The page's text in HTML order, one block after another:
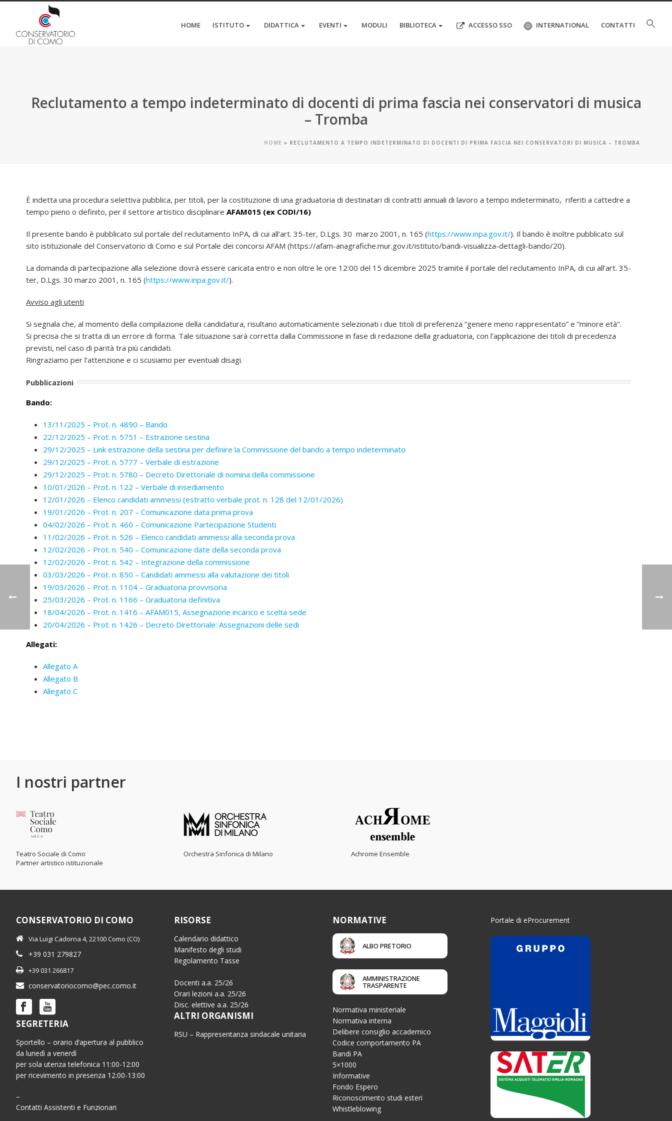
HOME ISTITUTO DIDATTICA EVENTI MODULI BIBLIOTECA ACCESSO SSO INTERNATIONAL CONTATTI
Reclutamento a tempo indeterminato di docenti di prima fascia nei conservatori di musica
– Tromba
HOME » RECLUTAMENTO A TEMPO INDETERMINATO DI DOCENTI DI PRIMA FASCIA NEI CONSERVATORI DI MUSICA – TROMBA
È indetta una procedura selettiva pubblica, per titoli, per la costituzione di una graduatoria di destinatari di contratti annuali di lavoro a tempo indeterminato, riferiti a cattedre a
tempo pieno o definito, per il settore artistico disciplinare AFAM015 (ex CODI/16)
Il presente bando è pubblicato sul portale del reclutamento InPA, di cui all’art. 35-ter, D.Lgs. 30 marzo 2001, n. 165 (https://www.inpa.gov.it/). Il bando è inoltre pubblicato sul
sito istituzionale del Conservatorio di Como e sul Portale dei concorsi AFAM (https://afam-anagrafiche.mur.gov.it/istituto/bandi-visualizza-dettagli-bando/20).
La domanda di partecipazione alla selezione dovrà essere caricata entro e non oltre le ore 12:00 del 15 dicembre 2025 tramite il portale del reclutamento InPA, di cui all’art. 35-
ter, D.Lgs. 30 marzo 2001, n. 165 (https://www.inpa.gov.it/).
Avviso agli utenti
Si segnala che, al momento della compilazione della candidatura, risultano automaticamente selezionati i due titoli di preferenza “genere meno rappresentato” e “minore età”.
Si precisa che si tratta di un errore di forma. Tale situazione sarà corretta dalla Commissione in fase di redazione della graduatoria, con l’applicazione dei titoli di precedenza
previsti, nel caso di parità tra più candidati.
Ringraziamo per l’attenzione e ci scusiamo per eventuali disagi.
Pubblicazioni
Bando:
13/11/2025 – Prot. n. 4890 – Bando
22/12/2025 – Prot. n. 5751 – Estrazione sestina
29/12/2025 – Link estrazione della sestina per definire la Commissione del bando a tempo indeterminato
29/12/2025 – Prot. n. 5777 – Verbale di estrazione
29/12/2025 – Prot. n. 5780 – Decreto Direttoriale di nomina della commissione
10/01/2026 – Prot. n. 122 – Verbale di insediamento
12/01/2026 – Elenco candidati ammessi (estratto verbale prot. n. 128 del 12/01/2026)
19/01/2026 – Prot. n. 207 – Comunicazione data prima prova
04/02/2026 – Prot. n. 460 – Comunicazione Partecipazione Studenti
11/02/2026 – Prot. n. 526 – Elenco candidati ammessi alla seconda prova
12/02/2026 – Prot. n. 540 – Comunicazione date della seconda prova
12/02/2026 – Prot. n. 542 – Integrazione della commissione
03/03/2026 – Prot. n. 850 – Candidati ammessi alla valutazione dei titoli
19/03/2026 – Prot. n. 1104 – Graduatoria provvisoria
25/03/2026 – Prot. n. 1166 – Graduatoria definitiva
18/04/2026 – Prot. n. 1416 – AFAM015, Assegnazione incarico e scelta sede
20/04/2026 – Prot. n. 1426 – Decreto Direttoriale: Assegnazioni delle sedi
Allegati:
Allegato A
Allegato B
Allegato C
I nostri partner
Teatro Sociale di Como
Partner artistico istituzionale
Orchestra Sinfonica di Milano Achrome Ensemble
CONSERVATORIO DI COMO
Via Luigi Cadorna 4, 22100 Como (CO)
+39 031 279827
+39 031 266817
conservatoriocomo@pec.como.it
SEGRETERIA
Sportello – orario d’apertura al pubblico
da lunedì a venerdì
per sola utenza telefonica 11:00-12:00
per ricevimento in presenza 12:00-13:00
–
Contatti Assistenti e Funzionari
RISORSE
Calendario didattico
Manifesto degli studi
Regolamento Tasse
Docenti a.a. 25/26
Orari lezioni a.a. 25/26
Disc. elettive a.a. 25/26
ALTRI ORGANISMI
RSU – Rappresentanza sindacale unitaria
NORMATIVE
ALBO PRETORIO
AMMINISTRAZIONE
TRASPARENTE
Normativa ministeriale
Normativa interna
Delibere consiglio accademico
Codice comportamento PA
Bandi PA
5×1000
Informative
Fondo Espero
Riconoscimento studi esteri
Whistleblowing
Portale di eProcurement